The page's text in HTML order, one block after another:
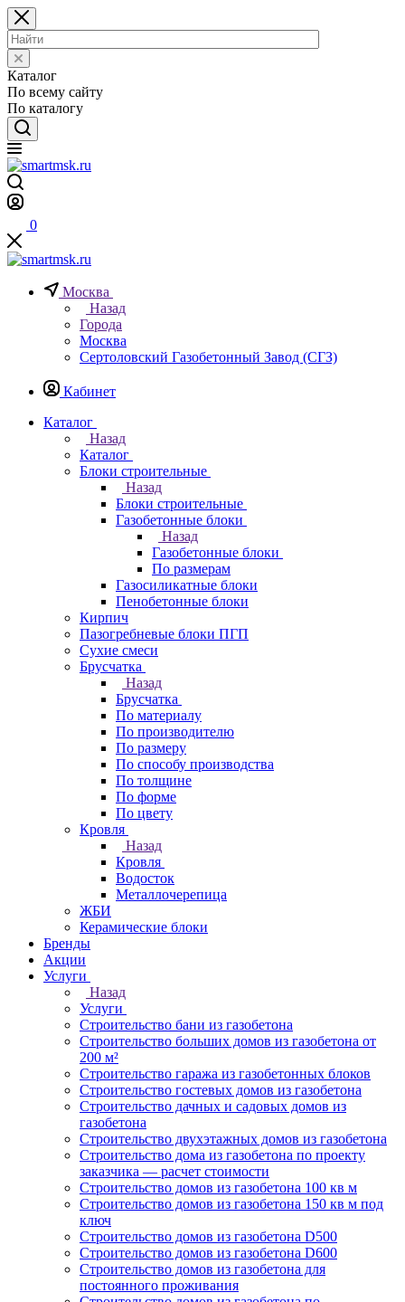
Каталог
По всему сайту
По каталогу
0
Москва
Назад
Города
Москва
Сертоловский Газобетонный Завод (СГЗ)
Кабинет
Каталог
Назад
Каталог
Блоки строительные
Назад
Блоки строительные
Газобетонные блоки
Назад
Газобетонные блоки
По размерам
Газосиликатные блоки
Пенобетонные блоки
Кирпич
Пазогребневые блоки ПГП
Сухие смеси
Брусчатка
Назад
Брусчатка
По материалу
По производителю
По размеру
По способу производства
По толщине
По форме
По цвету
Кровля
Назад
Кровля
Водосток
Металлочерепица
ЖБИ
Керамические блоки
Бренды
Акции
Услуги
Назад
Услуги
Строительство бани из газобетона
Строительство больших домов из газобетона от
200 м²
Строительство гаража из газобетонных блоков
Строительство гостевых домов из газобетона
Строительство дачных и садовых домов из
газобетона
Строительство двухэтажных домов из газобетона
Строительство дома из газобетона по проекту
заказчика — расчет стоимости
Строительство домов из газобетона 100 кв м
Строительство домов из газобетона 150 кв м под
ключ
Строительство домов из газобетона D500
Строительство домов из газобетона D600
Строительство домов из газобетона для
постоянного проживания